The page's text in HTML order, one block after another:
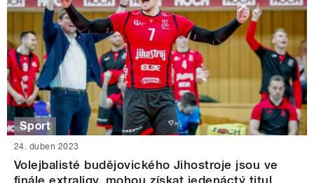
Sport
24. duben 2023
Volejbalisté budějovického Jihostroje jsou ve